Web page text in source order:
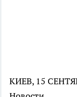
КИЕВ, 15